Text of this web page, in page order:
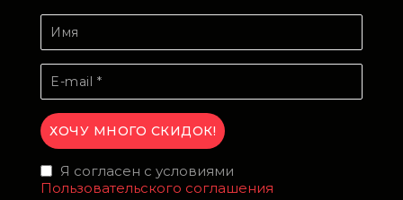
Я согласен с условиями
Пользовательского соглашения